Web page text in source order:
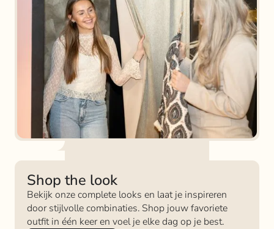
Shop the look
Bekijk onze complete looks en laat je inspireren
door stijlvolle combinaties. Shop jouw favoriete
outfit in één keer en voel je elke dag op je best.